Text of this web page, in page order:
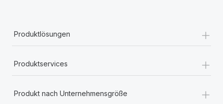
Produktlösungen +
Produktservices +
Produkt nach Unternehmensgröße +